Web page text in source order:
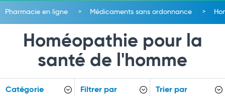
Pharmacie en ligne Médicaments sans ordonnance
Homéopathie pour la
santé de l'homme
Catégorie Filtrer par Trier par